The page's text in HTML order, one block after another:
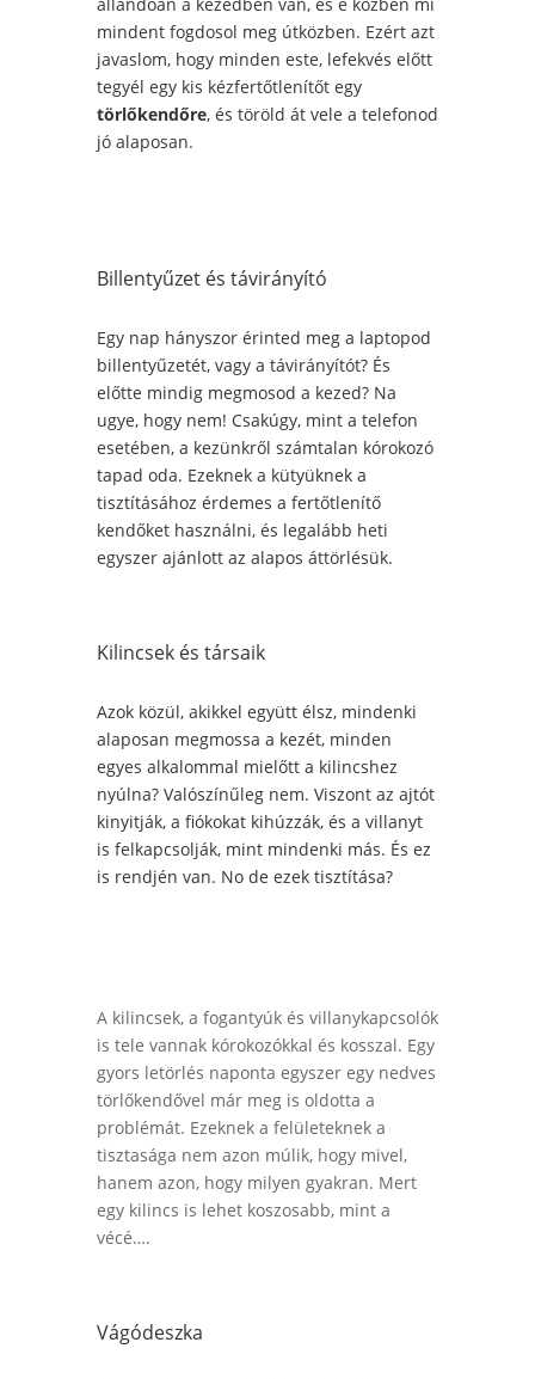
mindent fogdosol meg útközben. Ezért azt
javaslom, hogy minden este, lefekvés előtt
tegyél egy kis kézfertőtlenítőt egy
törlőkendőre, és töröld át vele a telefonod
jó alaposan.
Billentyűzet és távirányító
Egy nap hányszor érinted meg a laptopod
billentyűzetét, vagy a távirányítót? És
előtte mindig megmosod a kezed? Na
ugye, hogy nem! Csakúgy, mint a telefon
esetében, a kezünkről számtalan kórokozó
tapad oda. Ezeknek a kütyüknek a
tisztításához érdemes a fertőtlenítő
kendőket használni, és legalább heti
egyszer ajánlott az alapos áttörlésük.
Kilincsek és társaik
Azok közül, akikkel együtt élsz, mindenki
alaposan megmossa a kezét, minden
egyes alkalommal mielőtt a kilincshez
nyúlna? Valószínűleg nem. Viszont az ajtót
kinyitják, a fiókokat kihúzzák, és a villanyt
is felkapcsolják, mint mindenki más. És ez
is rendjén van. No de ezek tisztítása?
A kilincsek, a fogantyúk és villanykapcsolók
is tele vannak kórokozókkal és kosszal. Egy
gyors letörlés naponta egyszer egy nedves
törlőkendővel már meg is oldotta a
problémát. Ezeknek a felületeknek a
tisztasága nem azon múlik, hogy mivel,
hanem azon, hogy milyen gyakran. Mert
egy kilincs is lehet koszosabb, mint a
vécé….
Vágódeszka